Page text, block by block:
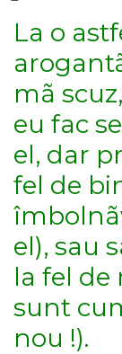
La o
mã
eu fac
el, dar
fel de
el), sau
la fel de
sunt
nou !).